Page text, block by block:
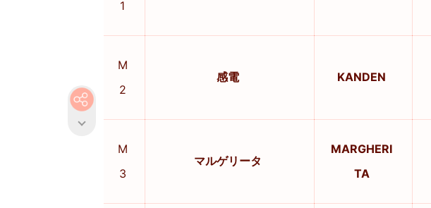
1
M
2
感電 KANDEN
M
3
マルゲリータ
MARGHERI
TA